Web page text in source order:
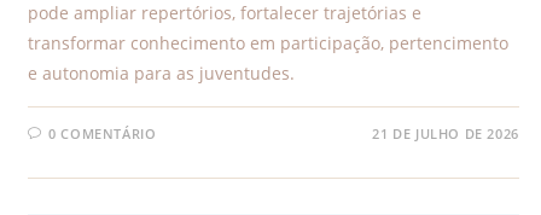
pode ampliar repertórios, fortalecer trajetórias e
transformar conhecimento em participação, pertencimento
e autonomia para as juventudes.
0 COMENTÁRIO 21 DE JULHO DE 2026